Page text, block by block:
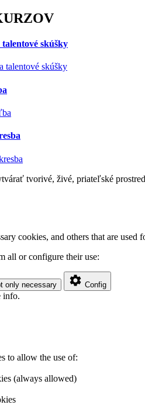
skúšky
tvorivé, živé, priateľské
cookies, and others that are
all or configure their use:
only necessary Config
info.
to allow the use of:
(always allowed)